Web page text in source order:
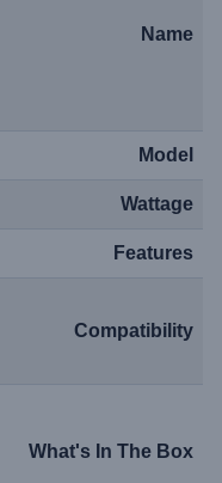
Name
Model
Wattage
Features
Compatibility
What's In The Box